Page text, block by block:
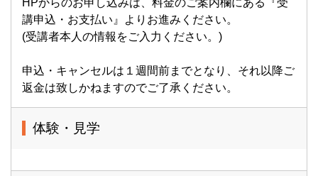
HPからのお申し込みは、料金のご案内欄にある『受
講申込・お支払い』よりお進みください。
(受講者本人の情報をご入力ください。)
申込・キャンセルは１週間前までとなり、それ以降ご
返金は致しかねますのでご了承ください。
体験・見学